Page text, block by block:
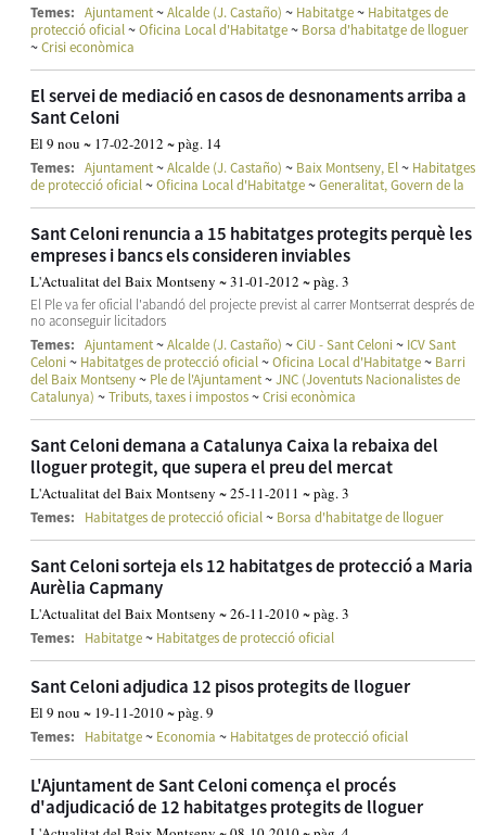
Temes: Ajuntament~Alcalde (J. Castaño) ~ Habitatge~ Habitatges de
protecció oficial~Oficina Local d'Habitatge~ Borsa d'habitatge de lloguer
~Crisi econòmica
El servei de mediació en casos de desnonaments arriba a
Sant Celoni
El 9 nou ~ 17-02-2012 ~ pàg. 14
Temes: Ajuntament~Alcalde (J. Castaño) ~ Baix Montseny, El~ Habitatges
de protecció oficial~Oficina Local d'Habitatge~Generalitat, Govern de la
Sant Celoni renuncia a 15 habitatges protegits perquè les
empreses i bancs els consideren inviables
L'Actualitat del Baix Montseny ~ 31-01-2012 ~ pàg. 3
El Ple va fer oficial l'abandó del projecte previst al carrer Montserrat després de
no aconseguir licitadors
Temes: Ajuntament~Alcalde (J. Castaño) ~CiU - Sant Celoni~ ICV Sant
Celoni~ Habitatges de protecció oficial~Oficina Local d'Habitatge~ Barri
del Baix Montseny~ Ple de l'Ajuntament~JNC (Joventuts Nacionalistes de
Catalunya) ~Tributs, taxes i impostos~Crisi econòmica
Sant Celoni demana a Catalunya Caixa la rebaixa del
lloguer protegit, que supera el preu del mercat
L'Actualitat del Baix Montseny ~ 25-11-2011 ~ pàg. 3
Temes: Habitatges de protecció oficial~ Borsa d'habitatge de lloguer
Sant Celoni sorteja els 12 habitatges de protecció a Maria
Aurèlia Capmany
L'Actualitat del Baix Montseny ~ 26-11-2010 ~ pàg. 3
Temes: Habitatge~ Habitatges de protecció oficial
Sant Celoni adjudica 12 pisos protegits de lloguer
El 9 nou ~ 19-11-2010 ~ pàg. 9
Temes: Habitatge~ Economia ~ Habitatges de protecció oficial
L'Ajuntament de Sant Celoni comença el procés
d'adjudicació de 12 habitatges protegits de lloguer